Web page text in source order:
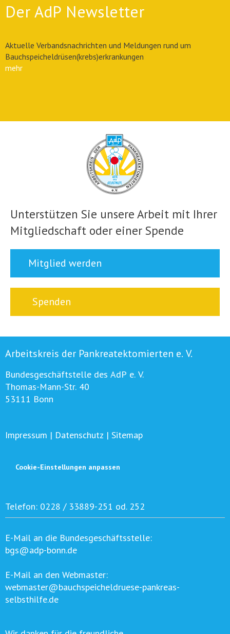
Der AdP Newsletter
Aktuelle Verbandsnachrichten und Meldungen rund um
Bauchspeicheldrüsen(krebs)erkrankungen
mehr
Unterstützen Sie unsere Arbeit mit Ihrer
Mitgliedschaft oder einer Spende
Mitglied werden
Spenden
Arbeitskreis der Pankreatektomierten e. V.
Bundesgeschäftstelle des AdP e. V.
Thomas-Mann-Str. 40
53111 Bonn
Impressum | Datenschutz | Sitemap
Cookie-Einstellungen anpassen
Telefon: 0228 / 33889-251 od. 252
E-Mail an die Bundesgeschäftsstelle:
bgs@adp-bonn.de
E-Mail an den Webmaster:
webmaster@bauchspeicheldruese-pankreas-
selbsthilfe.de